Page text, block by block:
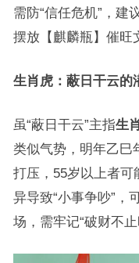
需防“信任危机”，建
摆放【麒麟瓶】催旺
生肖虎：蔽日干云的
虽“蔽日干云”主指生
类似气势，明年乙巳
打压，55岁以上者可
异导致“小事争吵”，
场，需牢记“破财不止